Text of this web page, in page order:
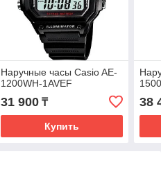
Наручные часы Casio AE-
1200WH-1AVEF
31 900₸
Купить
38